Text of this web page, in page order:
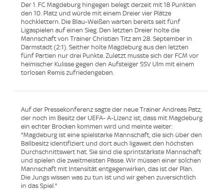
Der 1. FC Magdeburg hingegen belegt derzeit mit 18 Punkten
den 10. Platz und würde mit einem Dreier vier Plätze
hochklettern. Die Blau-Weißen warten bereits seit fünf
Ligaspielen auf einen Sieg. Den letzten Dreier holte die
Mannschaft von Trainer Christian Titz am 28. September in
Darmstadt (2:1). Seither holte Magdeburg aus den letzten
fünf Partien nur drei Punkte. Zuletzt musste sich der FCM vor
heimischer Kulisse gegen den Aufsteiger SSV Ulm mit einem
torlosen Remis zufriedengeben.
Auf der Pressekonferenz sagte der neue Trainer Andreas Patz,
der noch im Besitz der UEFA- A-Lizenz ist, dass mit Magdeburg
ein echter Brocken kommen wird und meinte weiter:
"Magdeburg ist eine spielstarke Mannschaft, die sich über den
Ballbesitz identifiziert und dort auch ligaweit den höchsten
Durchschnittswert hat. Sie sind die sprintstärkste Mannschaft
und spielen die zweitmeisten Pässe. Wir müssen einer solchen
Mannschaft mit Intensität entgegenwirken, das ist der Plan.
Die Jungs wissen was zu tun ist und wir gehen zuversichtlich
in das Spiel."